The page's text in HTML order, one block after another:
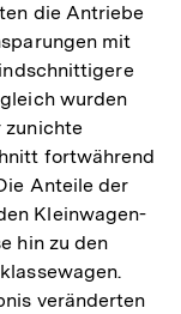
die Antriebe
mit
wurden
zunichte
fortwährend
Anteile der
Kleinwagen-
hin zu den
veränderten